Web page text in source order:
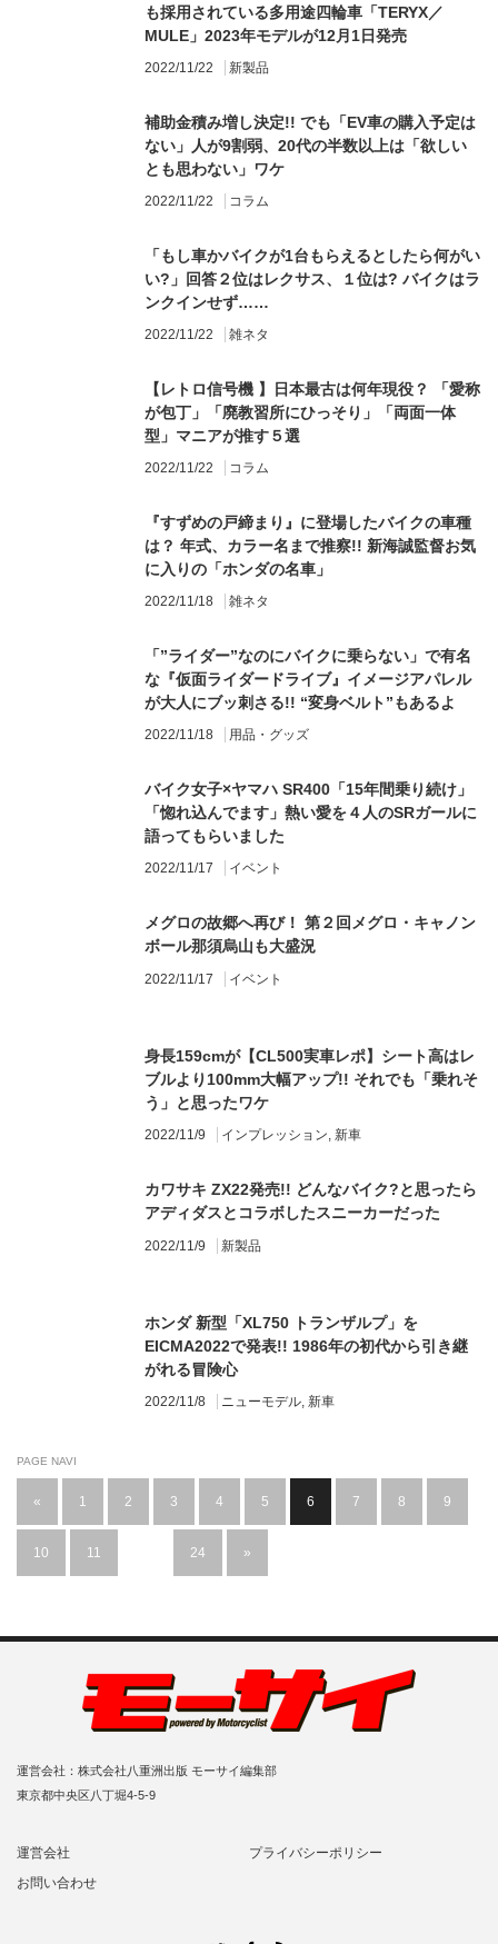
も採用されている多用途四輪車「TERYX／
MULE」2023年モデルが12月1日発売
2022/11/22 新製品
補助金積み増し決定!! でも「EV車の購入予定は
ない」人が9割弱、20代の半数以上は「欲しい
とも思わない」ワケ
2022/11/22 コラム
「もし車かバイクが1台もらえるとしたら何がい
い?」回答２位はレクサス、１位は? バイクはラ
ンクインせず……
2022/11/22 雑ネタ
【レトロ信号機 】日本最古は何年現役？ 「愛称
が包丁」「廃教習所にひっそり」「両面一体
型」マニアが推す５選
2022/11/22 コラム
『すずめの戸締まり』に登場したバイクの車種
は？ 年式、カラー名まで推察!! 新海誠監督お気
に入りの「ホンダの名車」
2022/11/18 雑ネタ
「”ライダー”なのにバイクに乗らない」で有名
な『仮面ライダードライブ』イメージアパレル
が大人にブッ刺さる!! “変身ベルト”もあるよ
2022/11/18 用品・グッズ
バイク女子×ヤマハ SR400「15年間乗り続け」
「惚れ込んでます」熱い愛を４人のSRガールに
語ってもらいました
2022/11/17 イベント
メグロの故郷へ再び！ 第２回メグロ・キャノン
ボール那須烏山も大盛況
2022/11/17 イベント
身長159cmが【CL500実車レポ】シート高はレ
ブルより100mm大幅アップ!! それでも「乗れそ
う」と思ったワケ
2022/11/9 インプレッション, 新車
カワサキ ZX22発売!! どんなバイク?と思ったら
アディダスとコラボしたスニーカーだった
2022/11/9 新製品
ホンダ 新型「XL750 トランザルプ」を
EICMA2022で発表!! 1986年の初代から引き継
がれる冒険心
2022/11/8 ニューモデル, 新車
PAGE NAVI
« 1 2 3 4 5 6 7 8 9
10 11 24 »
運営会社：株式会社八重洲出版 モーサイ編集部
東京都中央区八丁堀4-5-9
運営会社
プライバシーポリシー
お問い合わせ